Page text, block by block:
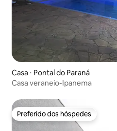
Casa ⋅ Pontal do Paraná
Casa veraneio-Ipanema
Preferido dos hóspedes
Preferido dos hóspedes